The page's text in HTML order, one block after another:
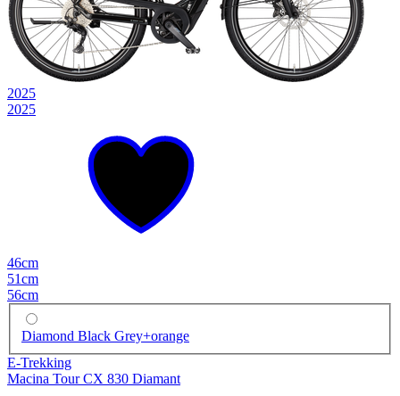
2025
2025
46cm
51cm
56cm
Diamond Black Grey+orange
E-Trekking
Macina Tour CX 830 Diamant